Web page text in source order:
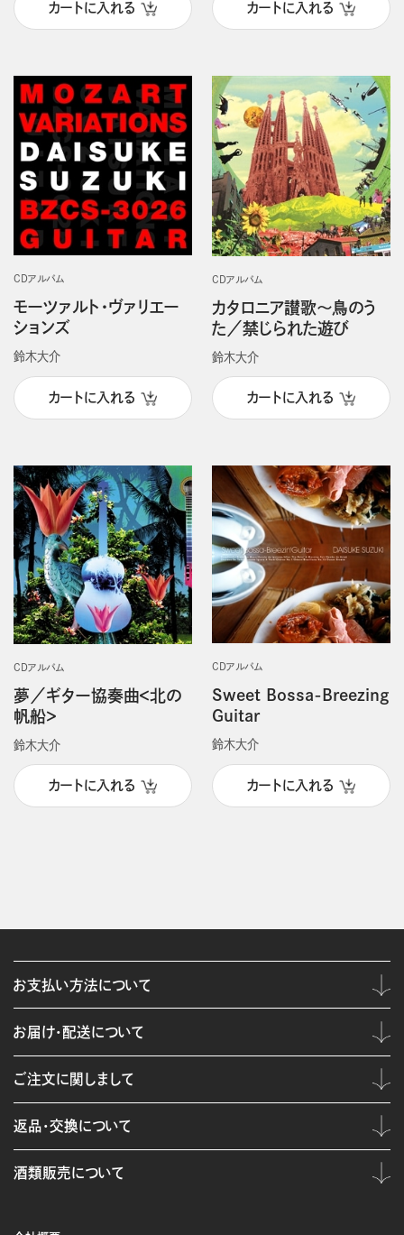
カートに入れる カートに入れる
CDアルバム
モーツァルト・ヴァリエー
ションズ
鈴木大介
カートに入れる
CDアルバム
カタロニア讃歌～鳥のう
た／禁じられた遊び
鈴木大介
カートに入れる
CDアルバム
夢／ギター協奏曲＜北の
帆船＞
鈴木大介
カートに入れる
CDアルバム
Sweet Bossa-Breezing
Guitar
鈴木大介
カートに入れる
お支払い方法について
お届け・配送について
ご注文に関しまして
返品・交換について
酒類販売について